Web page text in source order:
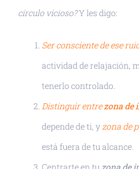
círculo vicioso?Y les digo:
Ser consciente de ese
actividad de relajación,
tenerlo controlado.
Distinguir entrezona de
depende de ti, yzona de
está fuera de tu alcance.